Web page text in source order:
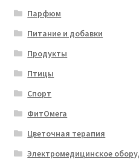
Парфюм
Питание и добавки
Продукты
Птицы
Спорт
ФитОмега
Цветочная терапия
Электромедицинское